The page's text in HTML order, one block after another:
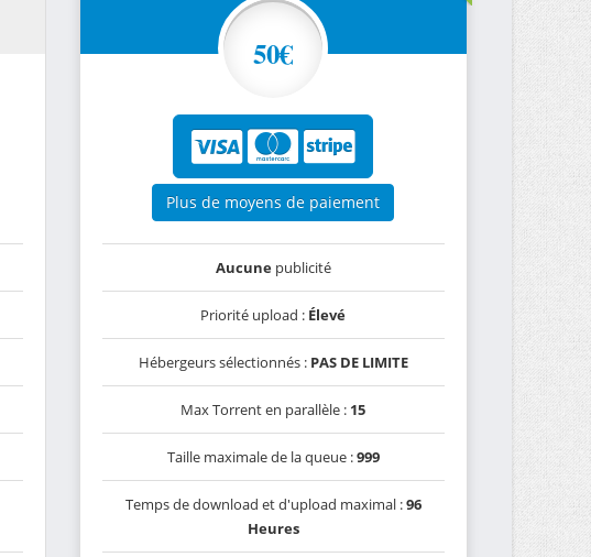
50€
Plus de moyens de paiement
Aucunepublicité
Priorité upload : Élevé
Hébergeurs sélectionnés : PAS DE LIMITE
Max Torrent en parallèle : 15
Taille maximale de la queue :999
Temps de download et d'upload maximal :96
Heures